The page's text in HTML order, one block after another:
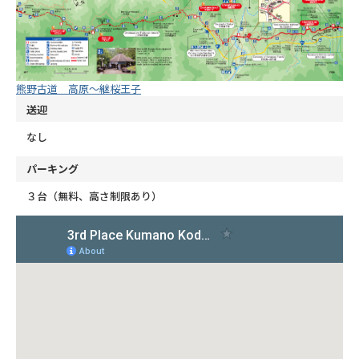
熊野古道 高原～継桜王子
送迎
なし
パーキング
３台（無料、高さ制限あり）